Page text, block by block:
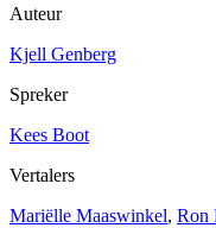
Auteur
Kjell Genberg
Spreker
Kees Boot
Vertalers
Mariëlle Maaswinkel, Ron